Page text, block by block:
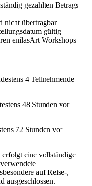
gezahlten Betrags
nicht übertragbar
gültig
enilasArt Workshops
4 Teilnehmende
48 Stunden vor
72 Stunden vor
eine vollständige
auf Reise-,
ausgeschlossen.